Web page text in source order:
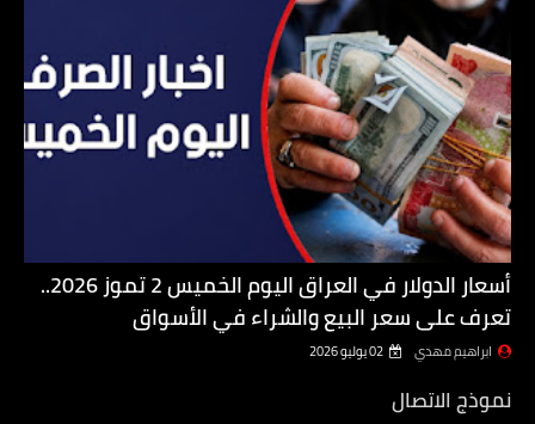
أسعار الدولار في العراق اليوم الخميس 2 تموز 2026..
تعرف على سعر البيع والشراء في الأسواق
ابراهيم مهدي 02 يوليو 2026
نموذج الاتصال